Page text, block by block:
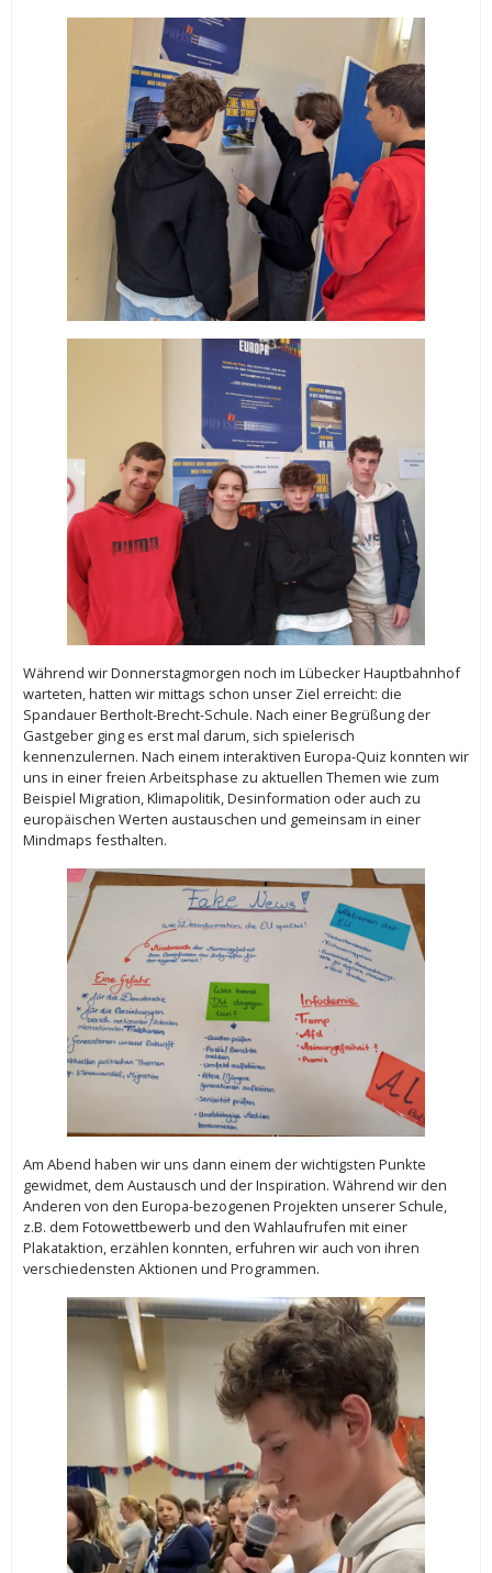
Während wir Donnerstagmorgen noch im Lübecker Hauptbahnhof
warteten, hatten wir mittags schon unser Ziel erreicht: die
Spandauer Bertholt-Brecht-Schule. Nach einer Begrüßung der
Gastgeber ging es erst mal darum, sich spielerisch
kennenzulernen. Nach einem interaktiven Europa-Quiz konnten wir
uns in einer freien Arbeitsphase zu aktuellen Themen wie zum
Beispiel Migration, Klimapolitik, Desinformation oder auch zu
europäischen Werten austauschen und gemeinsam in einer
Mindmaps festhalten.
Am Abend haben wir uns dann einem der wichtigsten Punkte
gewidmet, dem Austausch und der Inspiration. Während wir den
Anderen von den Europa-bezogenen Projekten unserer Schule,
z.B. dem Fotowettbewerb und den Wahlaufrufen mit einer
Plakataktion, erzählen konnten, erfuhren wir auch von ihren
verschiedensten Aktionen und Programmen.